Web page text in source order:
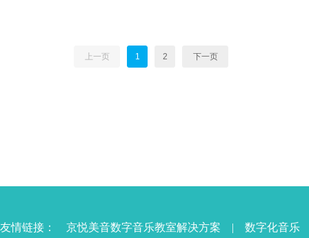
上一页 1 2 下一页
友情链接： 京悦美音数字音乐教室解决方案 | 数字化音乐